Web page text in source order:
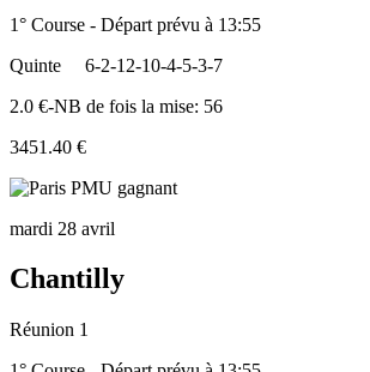
1° Course - Départ prévu à 13:55
Quinte
6-2-12-10-4-5-3-7
2.0 €-NB de fois la mise: 56
3451.40 €
mardi 28 avril
Chantilly
Réunion 1